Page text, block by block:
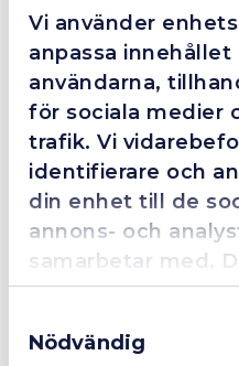
Vi använder
anpassa
användarna,
för sociala medier
trafik. Vi
identifierare och
din enhet till de
annons- och
samarbetar med.
kombinera
information som
eller som de har
Nödvändig
Huvudljus:
Ljusflöde, Max (lumen)
Ljusflöde, min (lumen)
Belysningsstyrka, Max
Belysningsstyrka, min